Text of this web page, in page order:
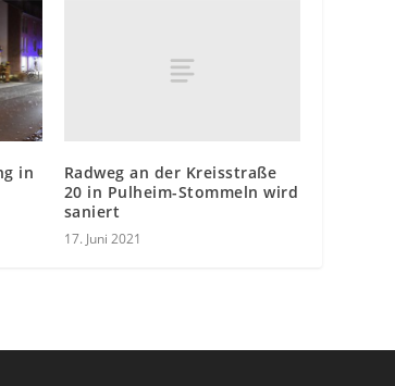
in
Radweg an der Kreisstraße
20 in Pulheim-Stommeln wird
saniert
17. Juni 2021